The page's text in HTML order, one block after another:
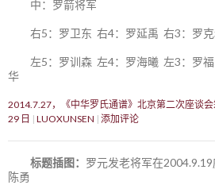
中：罗箭将军
右5：罗卫东 右4：罗延禹 右3：罗
左5：罗训森 左4：罗海曦 左3：罗
华
2014.7.27，《中华罗氏通谱》北京第二次座谈
29 日
LUOXUNSEN 添加评论
标题插图： 罗元发老将军在
陈勇